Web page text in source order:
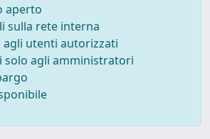
aperto
sulla rete interna
utenti autorizzati
solo agli amministratori